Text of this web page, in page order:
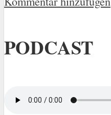
PODCAST